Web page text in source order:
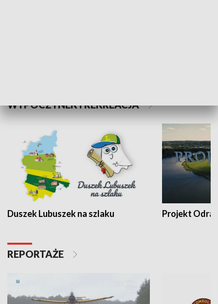
WYPOCZYNEK I REKREACJA
Duszek Lubuszek na szlaku Projekt Odra
REPORTAŻE